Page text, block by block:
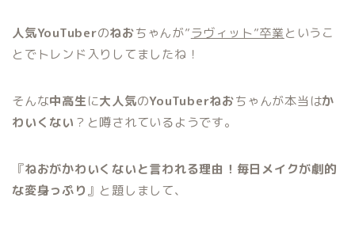
人気YouTuberのねおちゃんが”ラヴィット”卒業というこ
とでトレンド入りしてましたね！
そんな中高生に大人気のYouTuberねおちゃんが本当はか
わいくない ？と噂されているようです。
『ねおがかわいくないと言われる理由！毎日メイクが劇的
な変身っぷり』と題しまして、